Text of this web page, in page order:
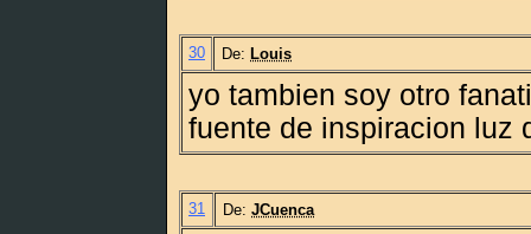
30 De: Louis
yo tambien soy otro
fuente de inspiracion luz
31 De: JCuenca